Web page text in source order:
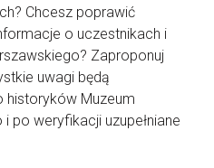
Chcesz poprawić
o uczestnikach i
Zaproponuj
uwagi będą
historyków Muzeum
po weryfikacji uzupełniane